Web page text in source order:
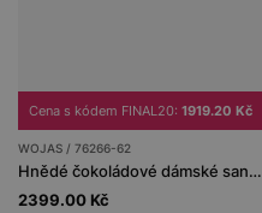
Cena s kódem FINAL20: 1919.20 Kč
WOJAS / 76266-62
Hnědé čokoládové dámské sandály s ažurovým vzorem
2399.00 Kč